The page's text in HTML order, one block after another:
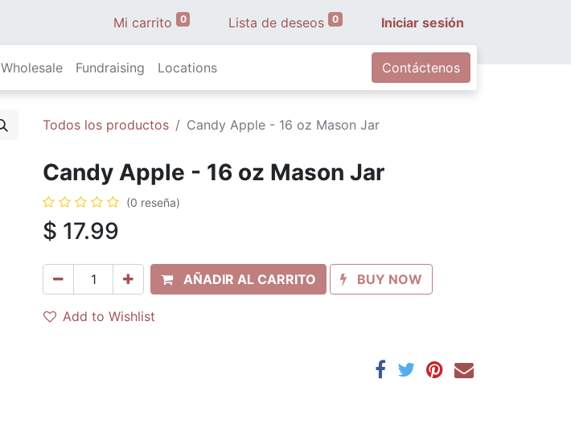
Mi carrito 0 Lista de deseos 0 Iniciar sesión
Wholesale Fundraising Locations Contáctenos
Todos los productos Candy Apple - 16 oz Mason Jar
Candy Apple - 16 oz Mason Jar
(0 reseña)
$ 17.99
AÑADIR AL CARRITO BUY NOW
Add to Wishlist